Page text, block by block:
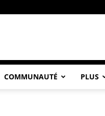
COMMUNAUTÉ PLUS